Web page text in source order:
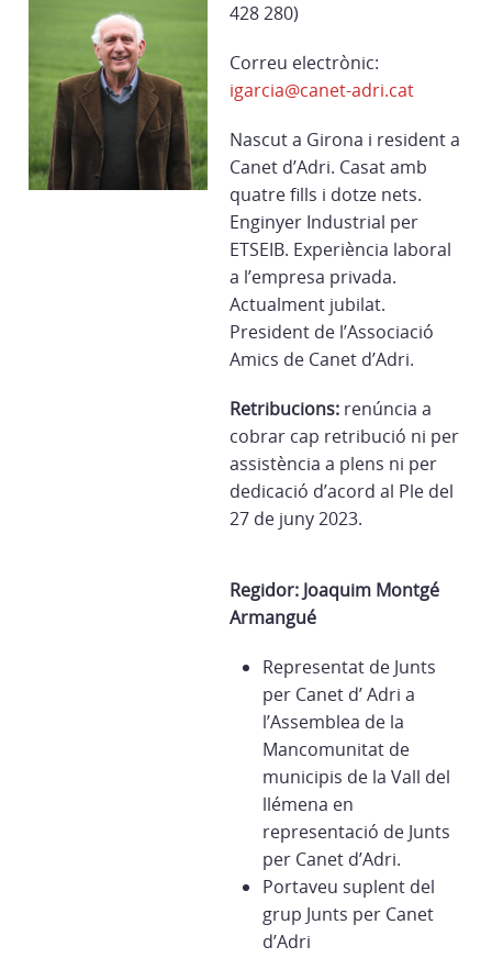
428 280)
Correu electrònic:
igarcia@canet-adri.cat
Nascut a Girona i resident a
Canet d’Adri. Casat amb
quatre fills i dotze nets.
Enginyer Industrial per
ETSEIB. Experiència laboral
a l’empresa privada.
Actualment jubilat.
President de l’Associació
Amics de Canet d’Adri.
Retribucions: renúncia a
cobrar cap retribució ni per
assistència a plens ni per
dedicació d’acord al Ple del
27 de juny 2023.
Regidor: Joaquim Montgé
Armangué
Representat de Junts
per Canet d’ Adri a
l’Assemblea de la
Mancomunitat de
municipis de la Vall del
llémena en
representació de Junts
per Canet d’Adri.
Portaveu suplent del
grup Junts per Canet
d’Adri